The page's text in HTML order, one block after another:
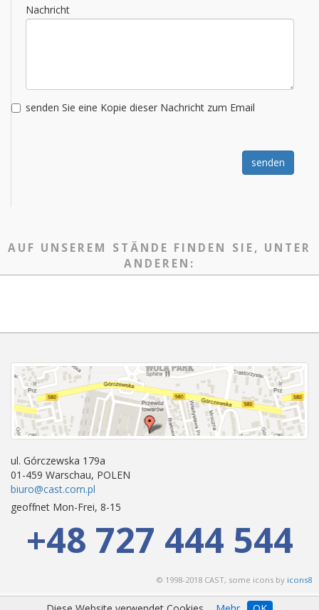
Nachricht
senden Sie eine Kopie dieser Nachricht zum Email
senden
AUF UNSEREM STÄNDE FINDEN SIE, UNTER
ANDEREN:
ul. Górczewska 179a
01-459 Warschau, POLEN
biuro@cast.com.pl
geoffnet Mon-Frei, 8-15
+48 727 444 544
© 1998-2018 CAST, some icons by icons8